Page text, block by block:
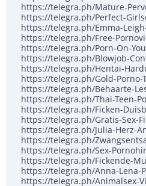
https://telegra.ph/Mature-
https://telegra.ph/Perfect-
https://telegra.ph/Emma-
https://telegra.ph/Free-
https://telegra.ph/Porn-On-
https://telegra.ph/Blowjob-
https://telegra.ph/Hentai-
https://telegra.ph/Gold-Porno-
https://telegra.ph/Behaarte-
https://telegra.ph/Thai-Teen-
https://telegra.ph/Ficken-
https://telegra.ph/Gratis-Sex-
https://telegra.ph/Julia-Herz-
https://telegra.ph/
https://telegra.ph/Sex-
https://telegra.ph/Fickende-
https://telegra.ph/Anna-Lena-
https://telegra.ph/Animalsex-